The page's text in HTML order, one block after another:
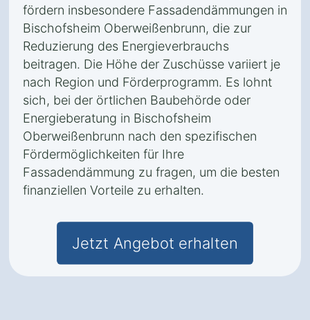
fördern insbesondere Fassadendämmungen in
Bischofsheim Oberweißenbrunn, die zur
Reduzierung des Energieverbrauchs
beitragen. Die Höhe der Zuschüsse variiert je
nach Region und Förderprogramm. Es lohnt
sich, bei der örtlichen Baubehörde oder
Energieberatung in Bischofsheim
Oberweißenbrunn nach den spezifischen
Fördermöglichkeiten für Ihre
Fassadendämmung zu fragen, um die besten
finanziellen Vorteile zu erhalten.
Jetzt Angebot erhalten